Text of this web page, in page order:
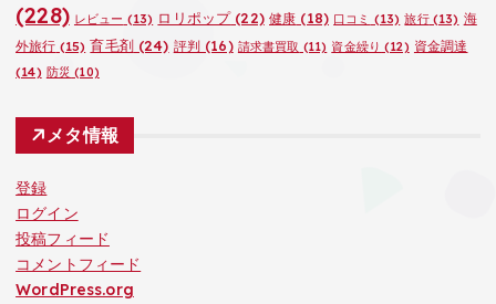
(228) レビュー (13) ロリポップ(22) 健康 (18) 口コミ (13) 旅行(13) 海
外旅行 (15) 育毛剤(24) 評判 (16) 請求書買取 (11) 資金繰り (12) 資金調達
(14) 防災 (10)
メタ情報
登録
ログイン
投稿フィード
コメントフィード
WordPress.org